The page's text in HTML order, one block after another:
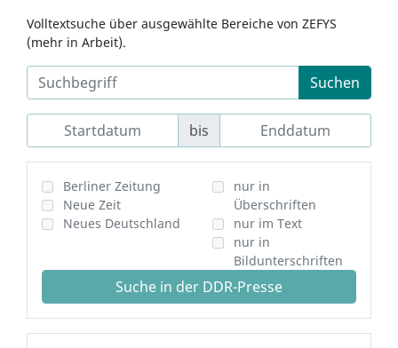
Volltextsuche über ausgewählte Bereiche von ZEFYS
(mehr in Arbeit).
Suchen
bis
Berliner Zeitung
Neue Zeit
Neues Deutschland
nur in
Überschriften
nur im Text
nur in
Bildunterschriften
Suche in der DDR-Presse